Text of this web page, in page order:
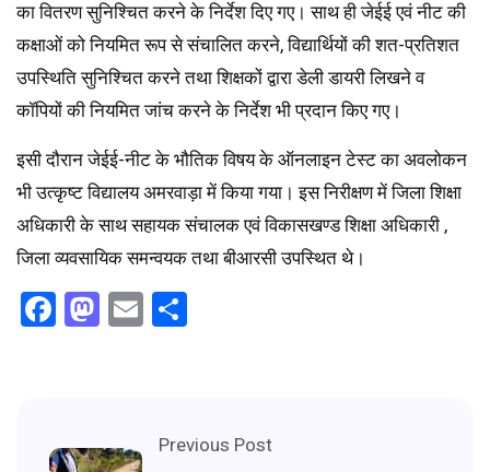
का वितरण सुनिश्चित करने के निर्देश दिए गए। साथ ही जेईई एवं नीट की
कक्षाओं को नियमित रूप से संचालित करने, विद्यार्थियों की शत-प्रतिशत
उपस्थिति सुनिश्चित करने तथा शिक्षकों द्वारा डेली डायरी लिखने व
कॉपियों की नियमित जांच करने के निर्देश भी प्रदान किए गए।
इसी दौरान जेईई-नीट के भौतिक विषय के ऑनलाइन टेस्ट का अवलोकन
भी उत्कृष्ट विद्यालय अमरवाड़ा में किया गया। इस निरीक्षण में जिला शिक्षा
अधिकारी के साथ सहायक संचालक एवं विकासखण्ड शिक्षा अधिकारी ,
जिला व्यवसायिक समन्वयक तथा बीआरसी उपस्थित थे।
Facebook
Mastodon
Email
Previous Post